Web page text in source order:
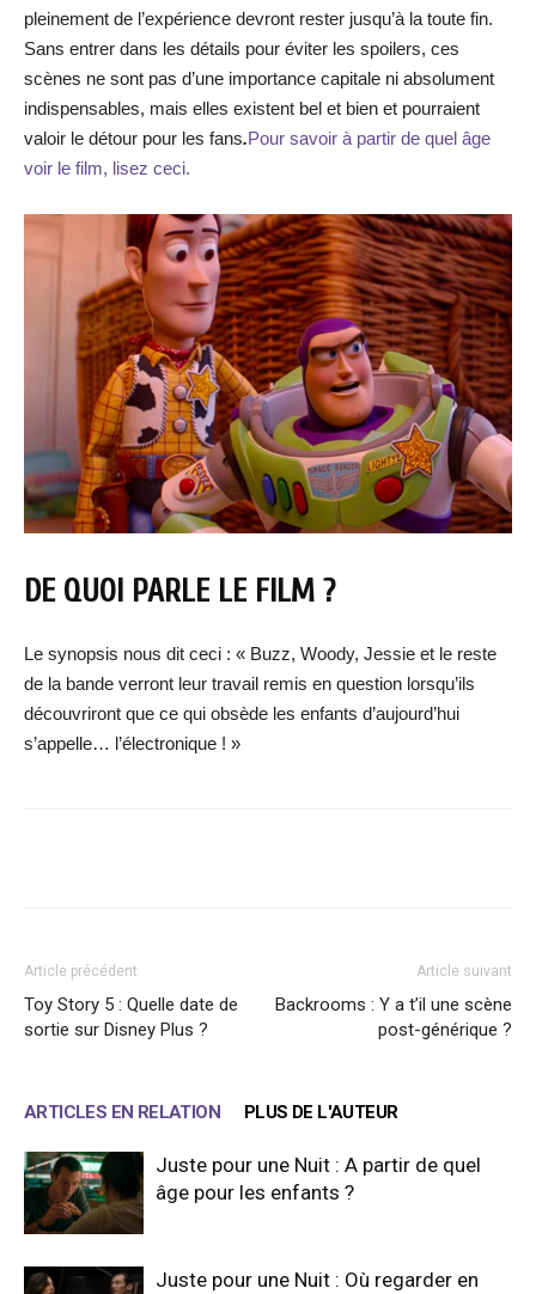
pleinement de l’expérience devront rester jusqu’à la toute fin.
Sans entrer dans les détails pour éviter les spoilers, ces
scènes ne sont pas d’une importance capitale ni absolument
indispensables, mais elles existent bel et bien et pourraient
valoir le détour pour les fans.Pour savoir à partir de quel âge
voir le film, lisez ceci.
DE QUOI PARLE LE FILM ?
Le synopsis nous dit ceci : « Buzz, Woody, Jessie et le reste
de la bande verront leur travail remis en question lorsqu’ils
découvriront que ce qui obsède les enfants d’aujourd’hui
s’appelle… l’électronique ! »
Article précédent
Toy Story 5 : Quelle date de
sortie sur Disney Plus ?
Article suivant
Backrooms : Y a t’il une scène
post-générique ?
ARTICLES EN RELATION PLUS DE L'AUTEUR
Juste pour une Nuit : A partir de quel
âge pour les enfants ?
Juste pour une Nuit : Où regarder en